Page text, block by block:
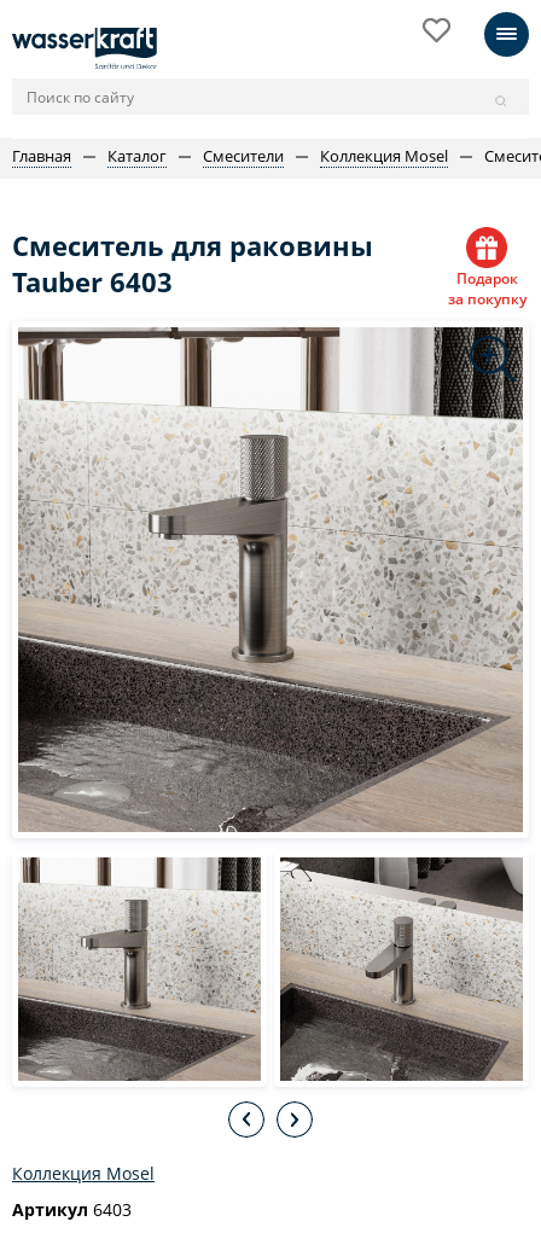
Главная Каталог Смесители Коллекция Mosel
Смеситель для раковины
Tauber 6403
Подарок
за покупку
Коллекция Mosel
Артикул 6403